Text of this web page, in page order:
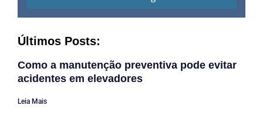
Últimos Posts:
Como a manutenção preventiva pode evitar
acidentes em elevadores
Leia Mais